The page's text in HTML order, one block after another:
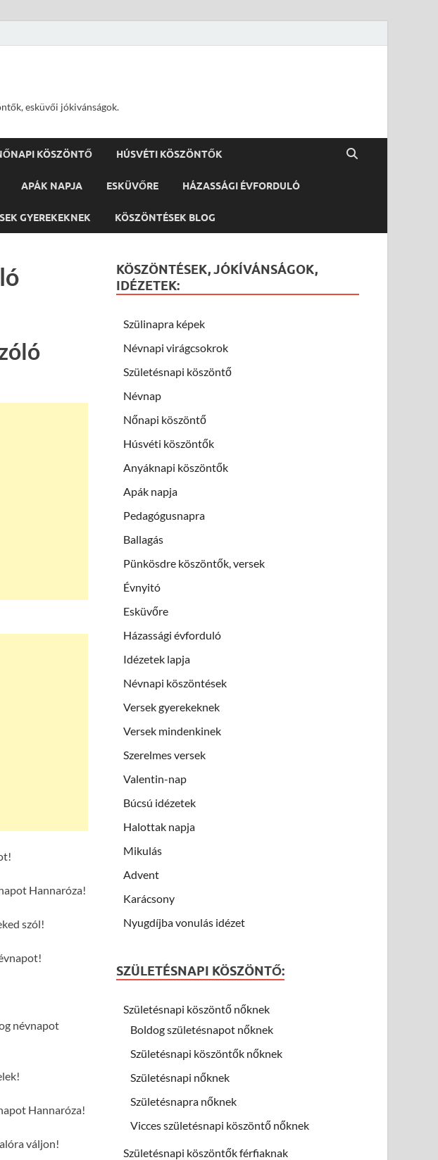
esküvői jókivánságok.
KÖSZÖNTŐ HÚSVÉTI KÖSZÖNTŐK
APÁK NAPJA ESKÜVŐRE HÁZASSÁGI ÉVFORDULÓ
GYEREKEKNEK KÖSZÖNTÉSEK BLOG
Hannaróza!
szól!
névnapot
Hannaróza!
váljon!
KÖSZÖNTÉSEK, JÓKÍVÁNSÁGOK,
IDÉZETEK:
Szülinapra képek
Névnapi virágcsokrok
Születésnapi köszöntő
Névnap
Nőnapi köszöntő
Húsvéti köszöntők
Anyáknapi köszöntők
Apák napja
Pedagógusnapra
Ballagás
Pünkösdre köszöntők, versek
Évnyitó
Esküvőre
Házassági évforduló
Idézetek lapja
Névnapi köszöntések
Versek gyerekeknek
Versek mindenkinek
Szerelmes versek
Valentin-nap
Búcsú idézetek
Halottak napja
Mikulás
Advent
Karácsony
Nyugdíjba vonulás idézet
SZÜLETÉSNAPI KÖSZÖNTŐ:
Születésnapi köszöntő nőknek
Boldog születésnapot nőknek
Születésnapi köszöntők nőknek
Születésnapi nőknek
Születésnapra nőknek
Vicces születésnapi köszöntő nőknek
Születésnapi köszöntők férfiaknak